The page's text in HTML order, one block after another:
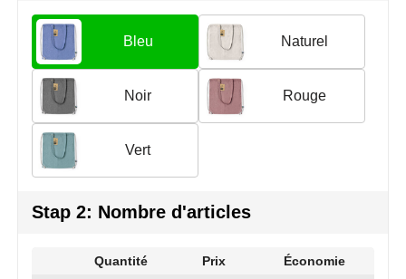
Sacs
Sécurité, voiture & vélo
Loisirs, jeux & plein air
Vêtements de travail
Kambukka
Lipton
MagLite
Marksman
Marvin's
Bleu Naturel
Noir Rouge
Vert
Stap 2: Nombre d'articles
Quantité Prix Économie